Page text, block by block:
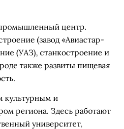
центр.
(завод «Авиастар-
(УАЗ), станкостроение и
также развиты пищевая
культурным и
региона. Здесь работают
университет,